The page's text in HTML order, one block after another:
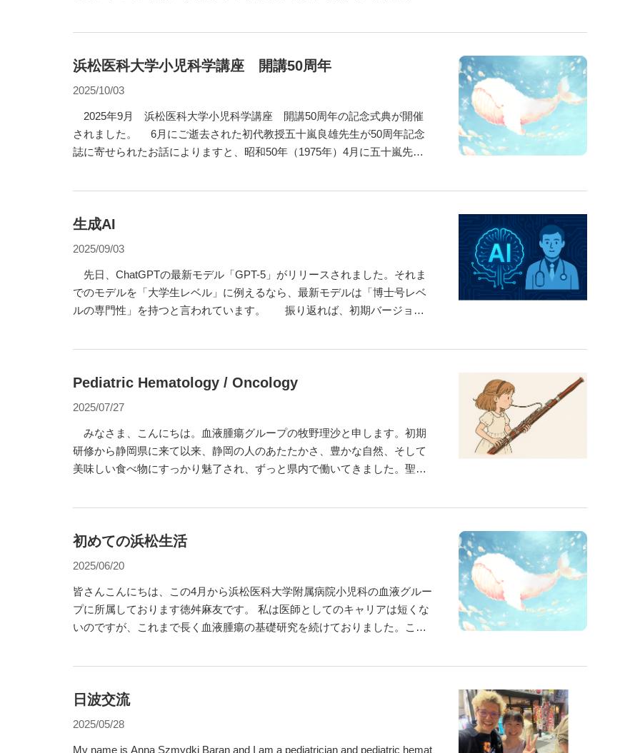
浜松医科大学小児科学講座 開講50周年
2025/10/03
2025年9月 浜松医科大学小児科学講座 開講50周年の記念式典が開催
されました。 6月にご逝去された初代教授五十嵐良雄先生が50周年記念
誌に寄せられたお話によりますと、昭和50年（1975年）4月に五十嵐先生
生成AI
2025/09/03
先日、ChatGPTの最新モデル「GPT-5」がリリースされました。それま
でのモデルを「大学生レベル」に例えるなら、最新モデルは「博士号レベ
ルの専門性」を持つと言われています。 振り返れば、初期バージョン
Pediatric Hematology / Oncology
2025/07/27
みなさま、こんにちは。血液腫瘍グループの牧野理沙と申します。初期
研修から静岡県に来て以来、静岡の人のあたたかさ、豊かな自然、そして
美味しい食べ物にすっかり魅了され、ずっと県内で働いてきました。聖隷
初めての浜松生活
2025/06/20
皆さんこんにちは、この4月から浜松医科大学附属病院小児科の血液グルー
プに所属しております徳舛麻友です。 私は医師としてのキャリアは短くな
いのですが、これまで長く血液腫瘍の基礎研究を続けておりました。この
日波交流
2025/05/28
My name is Anna Szmydki Baran and I am a pediatrician and pediatric hemat